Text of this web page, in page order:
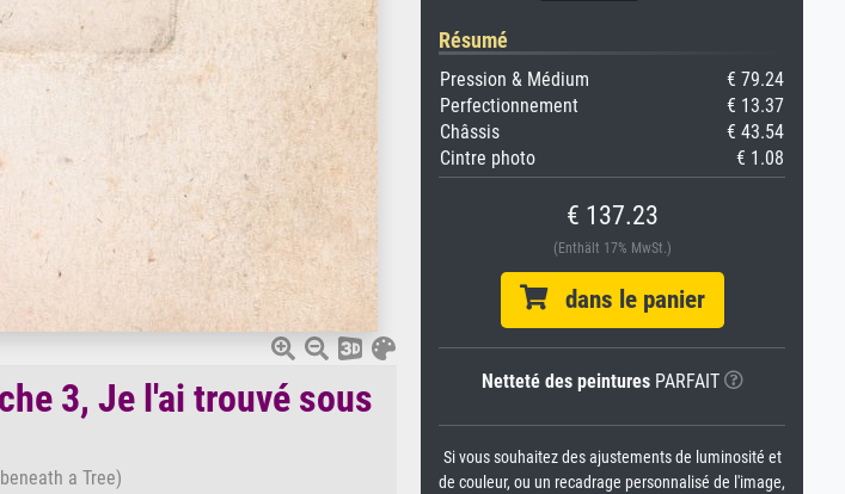
3, Je l'ai trouvé sous
a Tree)
Résumé
Pression & Médium
€ 79.24
Perfectionnement
€ 13.37
Châssis
€ 43.54
Cintre photo
€ 1.08
€ 137.23
(Enthält 17% MwSt.)
dans le panier
Netteté des peinturesPARFAIT
Si vous souhaitez des ajustements de luminosité et
de couleur, ou un recadrage personnalisé de l'image,